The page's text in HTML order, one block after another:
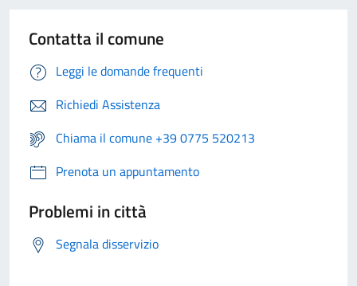
Contatta il comune
Leggi le domande frequenti
Richiedi Assistenza
Chiama il comune +39 0775 520213
Prenota un appuntamento
Problemi in città
Segnala disservizio